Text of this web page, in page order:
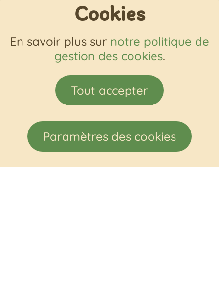
Partenaire
Cookies
En savoir plus sur notre politique de
gestion des cookies.
Tout accepter
Paramètres des cookies